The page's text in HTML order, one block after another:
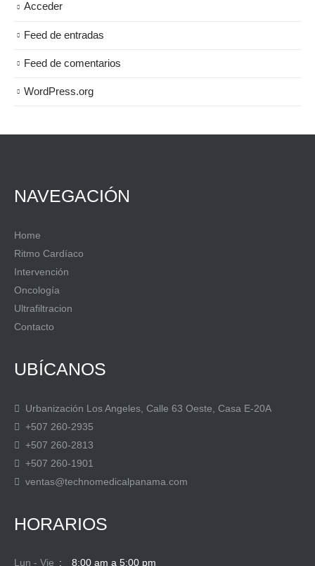
Acceder
Feed de entradas
Feed de comentarios
WordPress.org
NAVEGACIÓN
Home
Ritmo Cardíaco
Intervención
Oncología
Ultrafiltracion
Contacto
UBÍCANOS
Urbanización Los Angeles, Calle 63 Oeste, Casa E-20A
+507 260-2935
+507 260-2813
+507 260-1901
ventas@technomedicalpanama.com
HORARIOS
Lun - Vie 8:00 am a 5:00 pm